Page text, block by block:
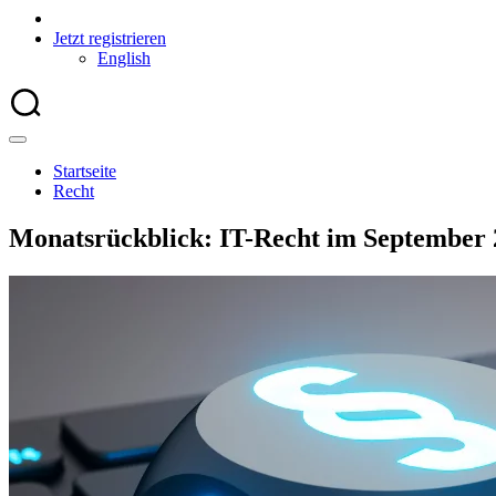
Jetzt registrieren
English
Startseite
Recht
Monatsrückblick: IT-Recht im September